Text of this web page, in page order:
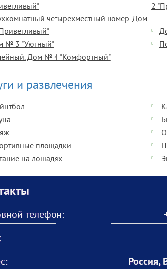
2
четырехместный номер. Дом
№ 3 "Уютный"
Дом № 4 "Комфортный"
и развлечения
площадки
на лошадях
телефон:
Россия,